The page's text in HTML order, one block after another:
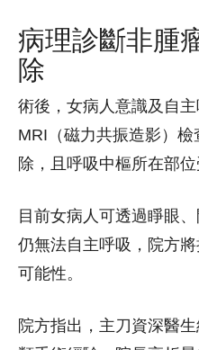
病理診斷非腫
除
術後，女病人意識及自
MRI（磁力共振造影）
除，且呼吸中樞所在部位
目前女病人可透過睜眼
仍無法自主呼吸，院方
可能性。
院方指出，主刀資深醫